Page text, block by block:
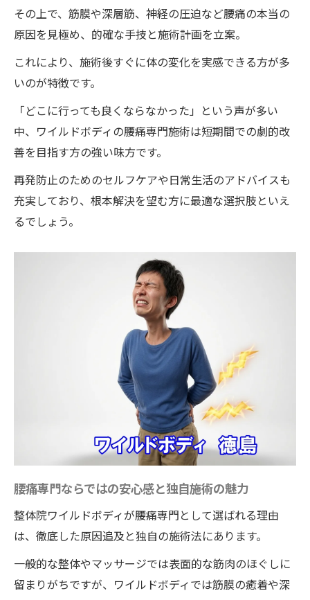
その上で、筋膜や深層筋、神経の圧迫など腰痛の本当の
原因を見極め、的確な手技と施術計画を立案。
これにより、施術後すぐに体の変化を実感できる方が多
いのが特徴です。
「どこに行っても良くならなかった」という声が多い
中、ワイルドボディの腰痛専門施術は短期間での劇的改
善を目指す方の強い味方です。
再発防止のためのセルフケアや日常生活のアドバイスも
充実しており、根本解決を望む方に最適な選択肢といえ
るでしょう。
腰痛専門ならではの安心感と独自施術の魅力
整体院ワイルドボディが腰痛専門として選ばれる理由
は、徹底した原因追及と独自の施術法にあります。
一般的な整体やマッサージでは表面的な筋肉のほぐしに
留まりがちですが、ワイルドボディでは筋膜の癒着や深